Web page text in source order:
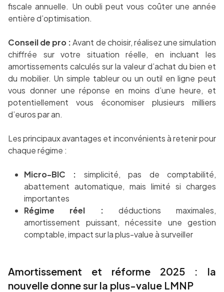
fiscale annuelle. Un oubli peut vous coûter une année
entière d’optimisation.
Conseil de pro :Avant de choisir, réalisez une simulation
chiffrée sur votre situation réelle, en incluant les
amortissements calculés sur la valeur d’achat du bien et
du mobilier. Un simple tableur ou un outil en ligne peut
vous donner une réponse en moins d’une heure, et
potentiellement vous économiser plusieurs milliers
d’euros par an.
Les principaux avantages et inconvénients à retenir pour
chaque régime :
Micro-BIC : simplicité, pas de comptabilité,
abattement automatique, mais limité si charges
importantes
Régime réel : déductions maximales,
amortissement puissant, nécessite une gestion
comptable, impact sur la plus-value à surveiller
Amortissement et réforme 2025 : la
nouvelle donne sur la plus-value LMNP